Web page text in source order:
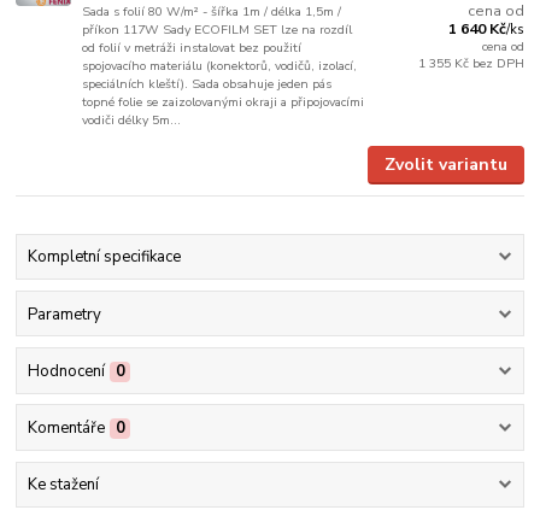
Sada s folií 80 W/m² - šířka 1m / délka 1,5m /
příkon 117W Sady ECOFILM SET lze na rozdíl
od folií v metráži instalovat bez použití
spojovacího materiálu (konektorů, vodičů, izolací,
speciálních kleští). Sada obsahuje jeden pás
topné folie se zaizolovanými okraji a připojovacími
vodiči délky 5m...
cena od
1 640 Kč/ks
cena od
1 355 Kč bez DPH
Zvolit variantu
Kompletní specifikace
Parametry
Hodnocení 0
Komentáře 0
Ke stažení